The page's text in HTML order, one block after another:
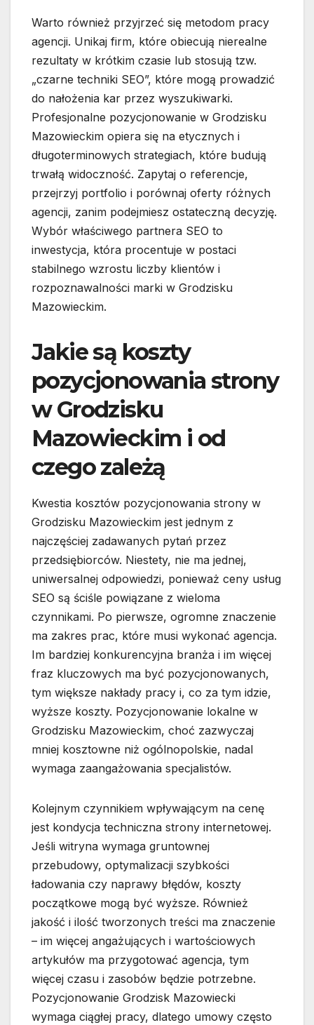
Warto również przyjrzeć się metodom pracy
agencji. Unikaj firm, które obiecują nierealne
rezultaty w krótkim czasie lub stosują tzw.
„czarne techniki SEO”, które mogą prowadzić
do nałożenia kar przez wyszukiwarki.
Profesjonalne pozycjonowanie w Grodzisku
Mazowieckim opiera się na etycznych i
długoterminowych strategiach, które budują
trwałą widoczność. Zapytaj o referencje,
przejrzyj portfolio i porównaj oferty różnych
agencji, zanim podejmiesz ostateczną decyzję.
Wybór właściwego partnera SEO to
inwestycja, która procentuje w postaci
stabilnego wzrostu liczby klientów i
rozpoznawalności marki w Grodzisku
Mazowieckim.
Jakie są koszty
pozycjonowania strony
w Grodzisku
Mazowieckim i od
czego zależą
Kwestia kosztów pozycjonowania strony w
Grodzisku Mazowieckim jest jednym z
najczęściej zadawanych pytań przez
przedsiębiorców. Niestety, nie ma jednej,
uniwersalnej odpowiedzi, ponieważ ceny usług
SEO są ściśle powiązane z wieloma
czynnikami. Po pierwsze, ogromne znaczenie
ma zakres prac, które musi wykonać agencja.
Im bardziej konkurencyjna branża i im więcej
fraz kluczowych ma być pozycjonowanych,
tym większe nakłady pracy i, co za tym idzie,
wyższe koszty. Pozycjonowanie lokalne w
Grodzisku Mazowieckim, choć zazwyczaj
mniej kosztowne niż ogólnopolskie, nadal
wymaga zaangażowania specjalistów.
Kolejnym czynnikiem wpływającym na cenę
jest kondycja techniczna strony internetowej.
Jeśli witryna wymaga gruntownej
przebudowy, optymalizacji szybkości
ładowania czy naprawy błędów, koszty
początkowe mogą być wyższe. Również
jakość i ilość tworzonych treści ma znaczenie
– im więcej angażujących i wartościowych
artykułów ma przygotować agencja, tym
więcej czasu i zasobów będzie potrzebne.
Pozycjonowanie Grodzisk Mazowiecki
wymaga ciągłej pracy, dlatego umowy często